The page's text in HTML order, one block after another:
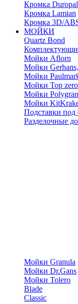
Кромка Duropal
Кромка Lamian
Кромка 3D/
МОЙКИ
Quartz Bond
Мойки Aflorn
Мойки
Мойки
Мойки Top zero
Мойки Polygran
Мойки
Подставки под
Разделочные
Мойки Granula
Мойки Dr.Gans
Мойки Tolero
Blade
Classic